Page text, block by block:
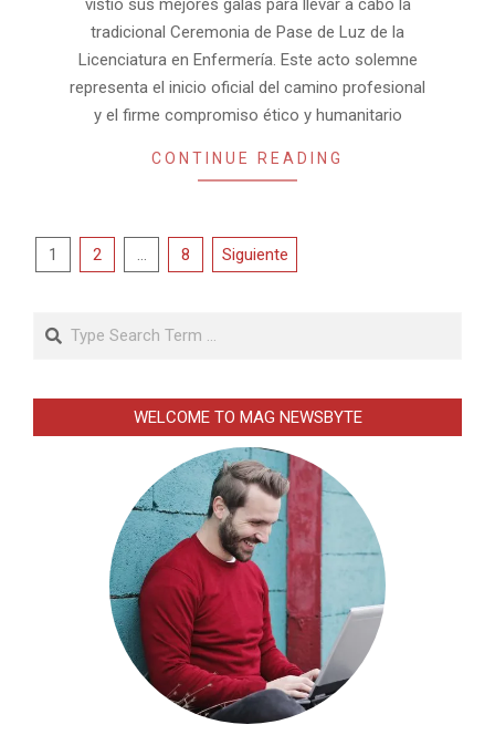
vistió sus mejores galas para llevar a cabo la
tradicional Ceremonia de Pase de Luz de la
Licenciatura en Enfermería. Este acto solemne
representa el inicio oficial del camino profesional
y el firme compromiso ético y humanitario
CONTINUE READING
Paginación
entradas
1 2 … 8 Siguiente
Search
WELCOME TO MAG NEWSBYTE